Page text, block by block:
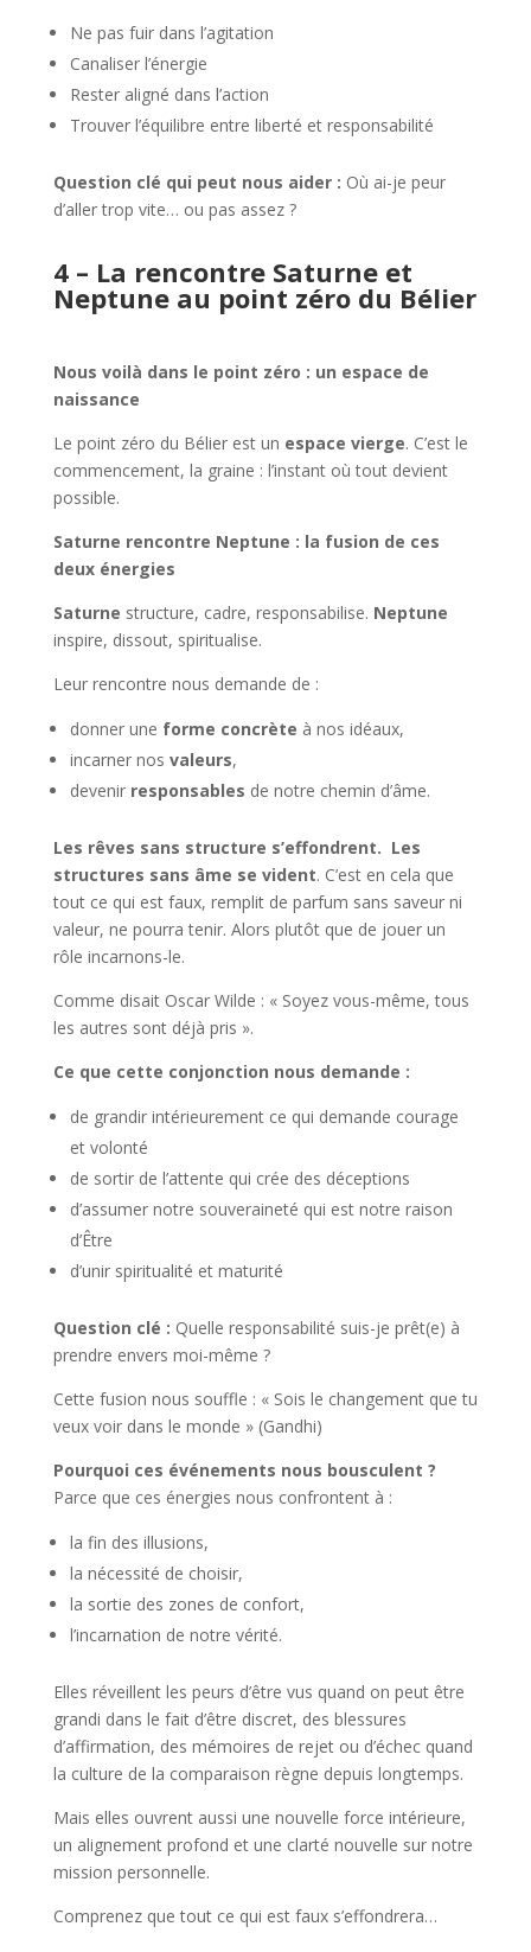
Ne pas fuir dans l’agitation
Canaliser l’énergie
Rester aligné dans l’action
Trouver l’équilibre entre liberté et responsabilité
Question clé qui peut nous aider : Où ai-je peur
d’aller trop vite… ou pas assez ?
4 – La rencontre Saturne et
Neptune au point zéro du Bélier
Nous voilà dans le point zéro : un espace de
naissance
Le point zéro du Bélier est un espace vierge. C’est le
commencement, la graine : l’instant où tout devient
possible.
Saturne rencontre Neptune : la fusion de ces
deux énergies
Saturne structure, cadre, responsabilise. Neptune
inspire, dissout, spiritualise.
Leur rencontre nous demande de :
donner une forme concrète à nos idéaux,
incarner nos valeurs,
devenir responsables de notre chemin d’âme.
Les rêves sans structure s’effondrent. Les
structures sans âme se vident. C’est en cela que
tout ce qui est faux, remplit de parfum sans saveur ni
valeur, ne pourra tenir. Alors plutôt que de jouer un
rôle incarnons-le.
Comme disait Oscar Wilde : « Soyez vous-même, tous
les autres sont déjà pris ».
Ce que cette conjonction nous demande :
de grandir intérieurement ce qui demande courage
et volonté
de sortir de l’attente qui crée des déceptions
d’assumer notre souveraineté qui est notre raison
d’Être
d’unir spiritualité et maturité
Question clé : Quelle responsabilité suis-je prêt(e) à
prendre envers moi-même ?
Cette fusion nous souffle : « Sois le changement que tu
veux voir dans le monde » (Gandhi)
Pourquoi ces événements nous bousculent ?
Parce que ces énergies nous confrontent à :
la fin des illusions,
la nécessité de choisir,
la sortie des zones de confort,
l’incarnation de notre vérité.
Elles réveillent les peurs d’être vus quand on peut être
grandi dans le fait d’être discret, des blessures
d’affirmation, des mémoires de rejet ou d’échec quand
la culture de la comparaison règne depuis longtemps.
Mais elles ouvrent aussi une nouvelle force intérieure,
un alignement profond et une clarté nouvelle sur notre
mission personnelle.
Comprenez que tout ce qui est faux s’effondrera…